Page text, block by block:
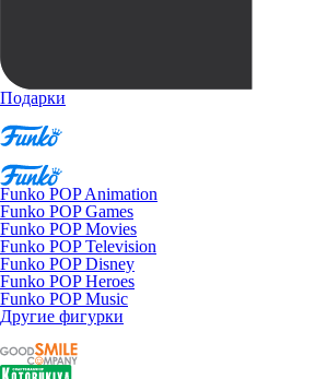
Подарки
Funko POP Animation
Funko POP Games
Funko POP Movies
Funko POP Television
Funko POP Disney
Funko POP Heroes
Funko POP Music
Другие фигурки